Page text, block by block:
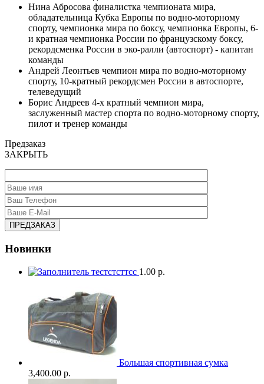
Нина Абросова финалистка чемпионата мира,
обладательница Кубка Европы по водно-моторному
спорту, чемпионка мира по боксу, чемпионка Европы, 6-
и кратная чемпионка России по французскому боксу,
рекордсменка России в эко-ралли (автоспорт) - капитан
команды
Андрей Леонтьев чемпион мира по водно-моторному
спорту, 10-кратный рекордсмен России в автоспорте,
телеведущий
Борис Андреев 4-х кратный чемпион мира,
заслуженный мастер спорта по водно-моторному спорту,
пилот и тренер команды
Предзаказ
ЗАКРЫТЬ
Новинки
тестстсттсс 1.00 р.
Большая спортивная сумка
3,400.00 р.